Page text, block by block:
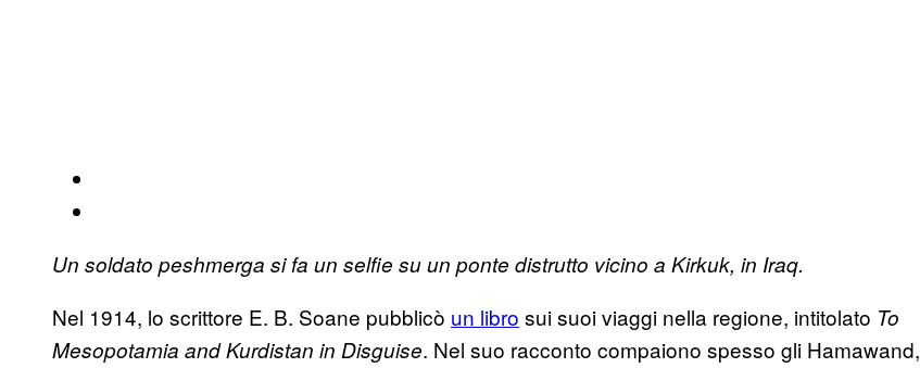
Un soldato peshmerga si fa un selfie su un ponte distrutto vicino a Kirkuk, in Iraq.
Nel 1914, lo scrittore E. B. Soane pubblicò un libro sui suoi viaggi nella regione, intitolato To
Mesopotamia and Kurdistan in Disguise. Nel suo racconto compaiono spesso gli Hamawand,